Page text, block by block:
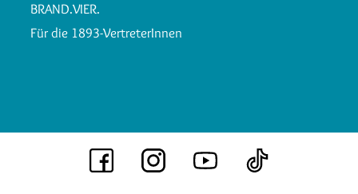
BRAND.VIER.
Für die 1893-VertreterInnen